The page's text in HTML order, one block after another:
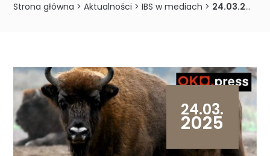
Strona główna >Aktualności >IBS w mediach > 24.03.2025 – serwis OKO.press o żubrach ginących w rowach melioracyjnych
24.03.
2025